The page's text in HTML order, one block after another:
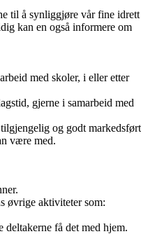
til å synliggjøre vår fine idrett
kan en også informere om
med skoler, i eller etter
gjerne i samarbeid med
og godt
være med.
øvrige aktiviteter som:
få det med hjem.